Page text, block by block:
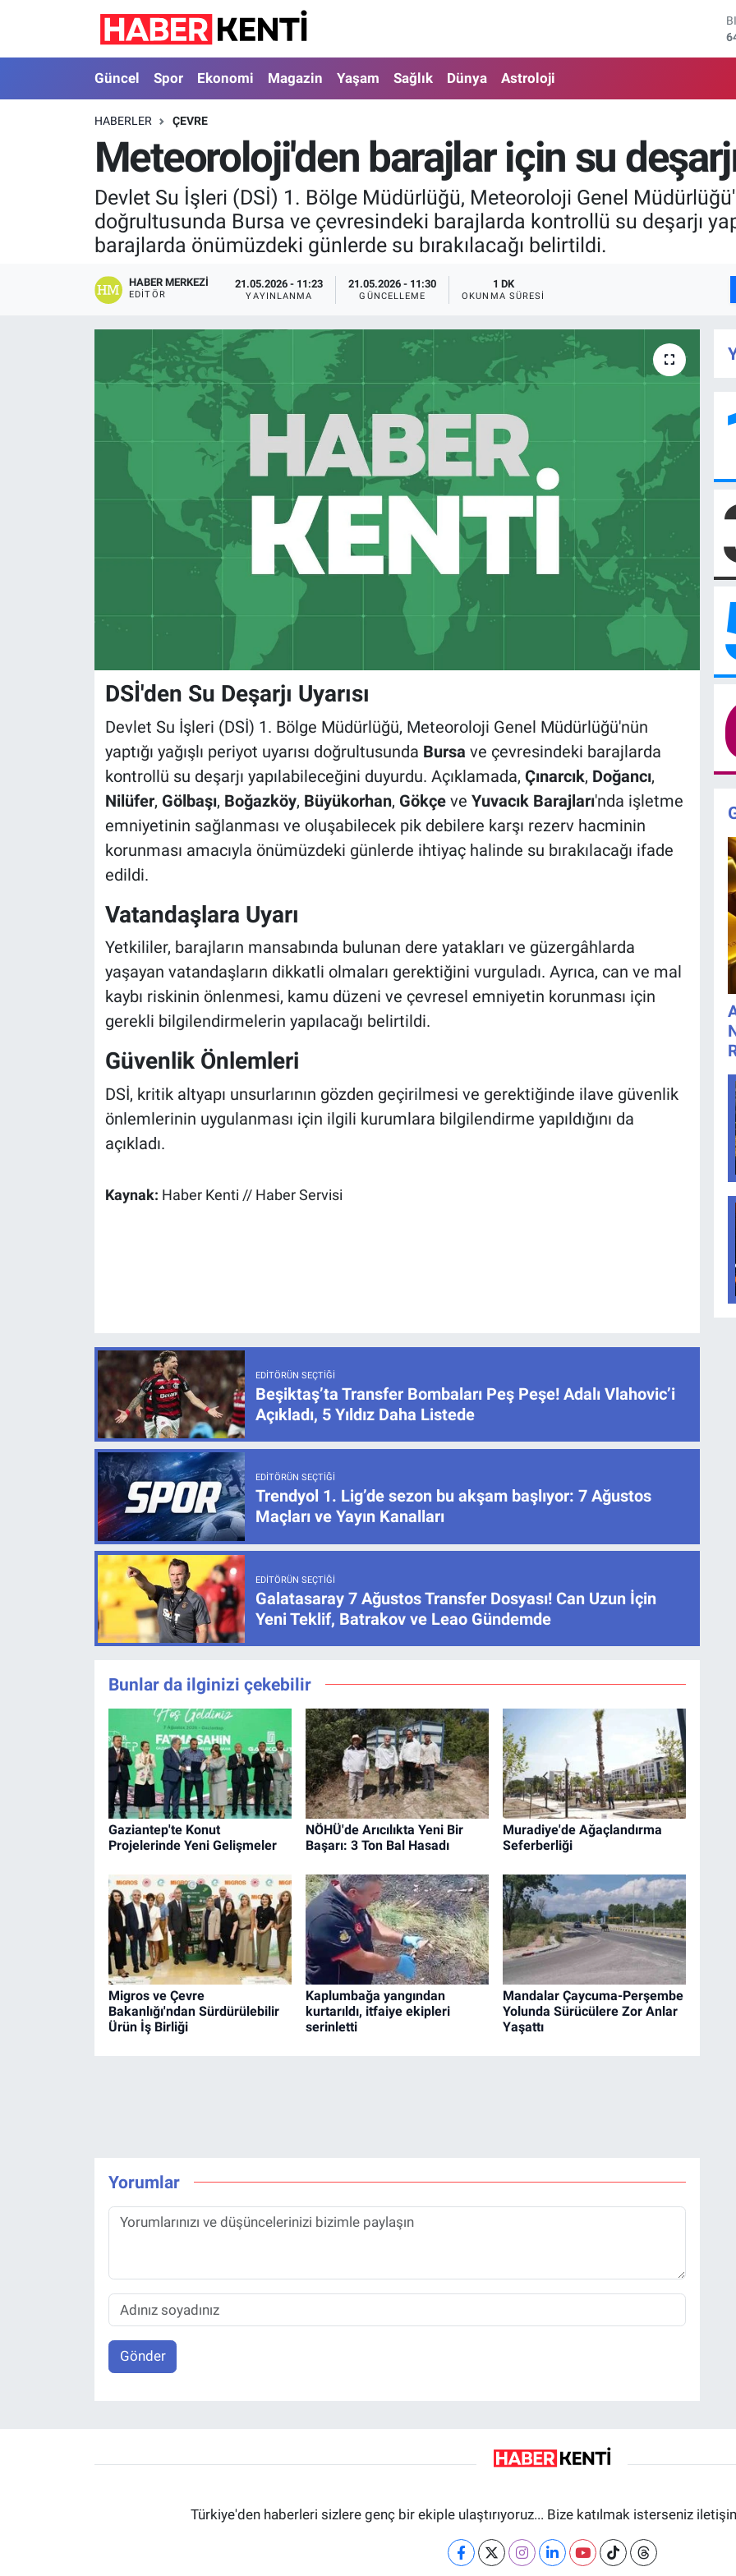
Güncel Spor Ekonomi Magazin Yaşam Sağlık Dünya Astroloji
HABERLER ÇEVRE
Meteoroloji'den barajlar için su deşarjı
Devlet Su İşleri (DSİ) 1. Bölge Müdürlüğü, Meteoroloji Genel
doğrultusunda Bursa ve çevresindeki barajlarda kontrollü su deşarjı
barajlarda önümüzdeki günlerde su bırakılacağı belirtildi.
HABER MERKEZI
EDITÖR
21.05.2026 - 11:23
YAYINLANMA
21.05.2026 - 11:30
GÜNCELLEME
1 DK
OKUNMA SÜRESI
DSİ'den Su Deşarjı Uyarısı
Devlet Su İşleri (DSİ) 1. Bölge Müdürlüğü, Meteoroloji Genel Müdürlüğü'nün
yaptığı yağışlı periyot uyarısı doğrultusunda Bursa ve çevresindeki barajlarda
kontrollü su deşarjı yapılabileceğini duyurdu. Açıklamada, Çınarcık, Doğancı,
Nilüfer, Gölbaşı, Boğazköy, Büyükorhan, Gökçeve Yuvacık Barajları'nda işletme
emniyetinin sağlanması ve oluşabilecek pik debilere karşı rezerv hacminin
korunması amacıyla önümüzdeki günlerde ihtiyaç halinde su bırakılacağı ifade
edildi.
Vatandaşlara Uyarı
Yetkililer, barajların mansabında bulunan dere yatakları ve güzergâhlarda
yaşayan vatandaşların dikkatli olmaları gerektiğini vurguladı. Ayrıca, can ve mal
kaybı riskinin önlenmesi, kamu düzeni ve çevresel emniyetin korunması için
gerekli bilgilendirmelerin yapılacağı belirtildi.
Güvenlik Önlemleri
DSİ, kritik altyapı unsurlarının gözden geçirilmesi ve gerektiğinde ilave güvenlik
önlemlerinin uygulanması için ilgili kurumlara bilgilendirme yapıldığını da
açıkladı.
Kaynak: Haber Kenti // Haber Servisi
EDITÖRÜN SEÇTIĞI
Beşiktaş’ta Transfer Bombaları Peş Peşe! Adalı Vlahovic’i
Açıkladı, 5 Yıldız Daha Listede
EDITÖRÜN SEÇTIĞI
Trendyol 1. Lig’de sezon bu akşam başlıyor: 7 Ağustos
Maçları ve Yayın Kanalları
EDITÖRÜN SEÇTIĞI
Galatasaray 7 Ağustos Transfer Dosyası! Can Uzun İçin
Yeni Teklif, Batrakov ve Leao Gündemde
Bunlar da ilginizi çekebilir
Gaziantep'te Konut
Projelerinde Yeni Gelişmeler
NÖHÜ'de Arıcılıkta Yeni Bir
Başarı: 3 Ton Bal Hasadı
Muradiye'de Ağaçlandırma
Seferberliği
Migros ve Çevre
Bakanlığı'ndan Sürdürülebilir
Ürün İş Birliği
Kaplumbağa yangından
kurtarıldı, itfaiye ekipleri
serinletti
Mandalar Çaycuma-Perşembe
Yolunda Sürücülere Zor Anlar
Yaşattı
Yorumlar
Gönder
Türkiye'den haberleri sizlere genç bir ekiple ulaştırıyoruz... Bize katılmak isterseniz
Güncel
Spor
Ekonomi
Magazin
Nöbetçi Eczaneler
Hava Durumu
İstanbul Namaz Vakitleri
Trafik Durumu
Süper Lig Puan Durumu ve Fikstür
Tüm Manşetler